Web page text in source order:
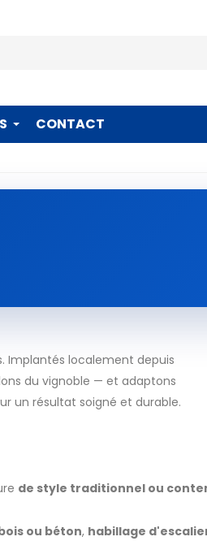
CONTACT
Implantés localement depuis
du vignoble — et adaptons
un résultat soigné et durable.
de style traditionnel ou
ou béton, habillage